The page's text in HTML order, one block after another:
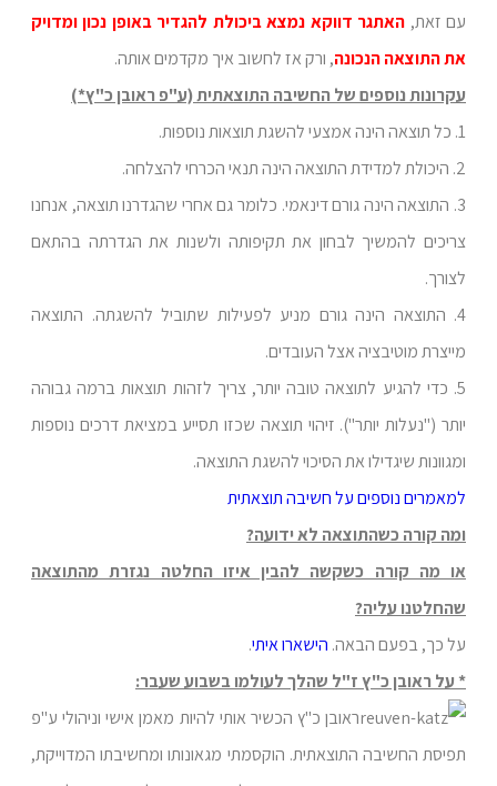
עם זאת, האתגר דווקא נמצא ביכולת להגדיר באופן נכון ומדויק
את התוצאה הנכונה, ורק אז לחשוב איך מקדמים אותה.
עקרונות נוספים של החשיבה התוצאתית (ע"פ ראובן כ"ץ*)
1. כל תוצאה הינה אמצעי להשגת תוצאות נוספות.
2. היכולת למדידת התוצאה הינה תנאי הכרחי להצלחה.
3. התוצאה הינה גורם דינאמי. כלומר גם אחרי שהגדרנו תוצאה, אנחנו
צריכים להמשיך לבחון את תקיפותה ולשנות את הגדרתה בהתאם
לצורך.
4. התוצאה הינה גורם מניע לפעילות שתוביל להשגתה. התוצאה
מייצרת מוטיבציה אצל העובדים.
5. כדי להגיע לתוצאה טובה יותר, צריך לזהות תוצאות ברמה גבוהה
יותר ("נעלות יותר"). זיהוי תוצאה שכזו תסייע במציאת דרכים נוספות
ומגוונות שיגדילו את הסיכוי להשגת התוצאה.
למאמרים נוספים על חשיבה תוצאתית
ומה קורה כשהתוצאה לא ידועה?
או מה קורה כשקשה להבין איזו החלטה נגזרת מהתוצאה
שהחלטנו עליה?
על כך, בפעם הבאה. הישארו איתי.
* על ראובן כ"ץ ז"ל שהלך לעולמו בשבוע שעבר:
ראובן כ"ץ הכשיר אותי להיות מאמן אישי וניהולי ע"פ
תפיסת החשיבה התוצאתית. הוקסמתי מגאונותו ומחשיבתו המדוייקת,